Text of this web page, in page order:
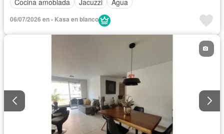
Cocina amoblada
Jacuzzi Agua
06/07/2026 en - Kasa en blanco